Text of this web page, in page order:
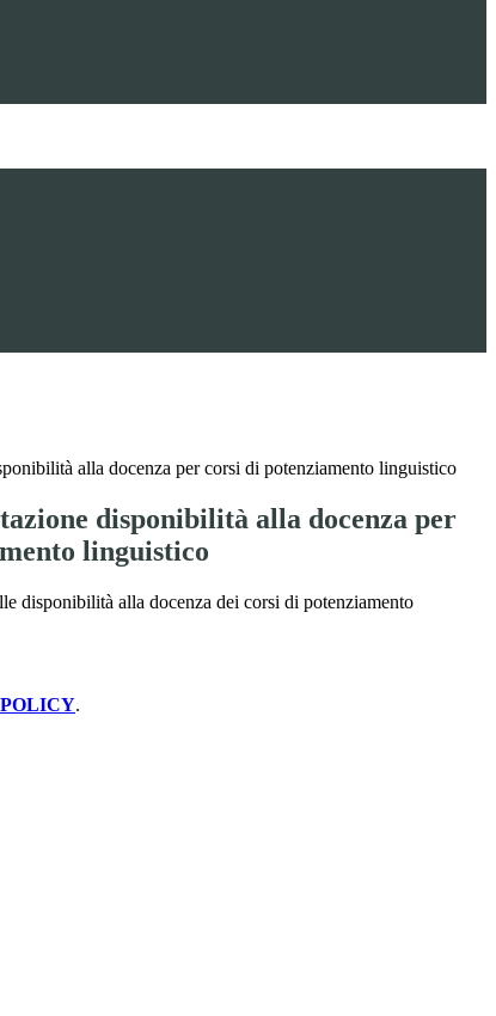
alla docenza per corsi di potenziamento linguistico
disponibilità alla docenza per
linguistico
disponibilità alla docenza dei corsi di potenziamento
.